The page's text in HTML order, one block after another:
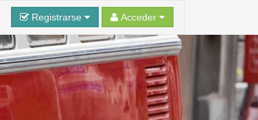
Registrarse Acceder